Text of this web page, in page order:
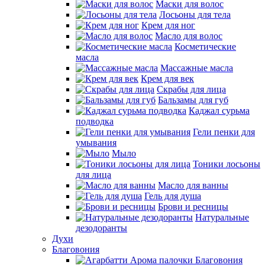
Маски для волос
Лосьоны для тела
Крем для ног
Масло для волос
Косметические
масла
Массажные масла
Крем для век
Скрабы для лица
Бальзамы для губ
Каджал сурьма
подводка
Гели пенки для
умывания
Мыло
Тоники лосьоны
для лица
Масло для ванны
Гель для душа
Брови и ресницы
Натуральные
дезодоранты
Духи
Благовония